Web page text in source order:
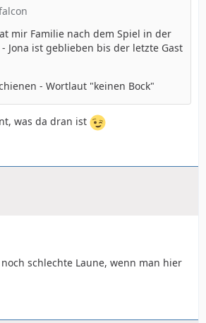
mir Familie nach dem Spiel in der
Jona ist geblieben bis der letzte Gast
- Wortlaut "keinen Bock"
was da dran ist
schlechte Laune, wenn man hier